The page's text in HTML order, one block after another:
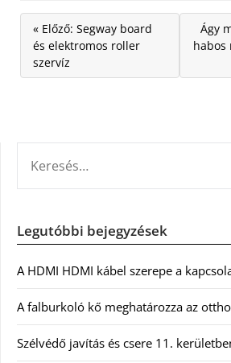
« Előző: Segway board
és elektromos roller
szervíz
Ágy
habos
Legutóbbi bejegyzések
A HDMI HDMI kábel szerepe a
A falburkoló kő meghatározza az
Szélvédő javítás és csere 11.